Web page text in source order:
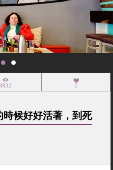
9832 0
候好好活著，到死